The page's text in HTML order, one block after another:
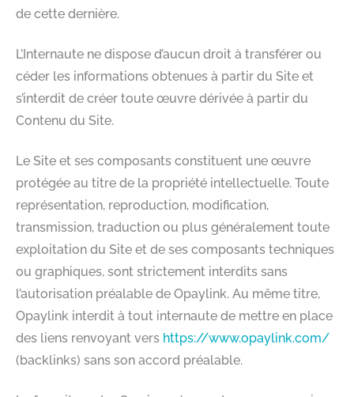
de cette dernière.
L’Internaute ne dispose d’aucun droit à transférer ou
céder les informations obtenues à partir du Site et
s’interdit de créer toute œuvre dérivée à partir du
Contenu du Site.
Le Site et ses composants constituent une œuvre
protégée au titre de la propriété intellectuelle. Toute
représentation, reproduction, modification,
transmission, traduction ou plus généralement toute
exploitation du Site et de ses composants techniques
ou graphiques, sont strictement interdits sans
l’autorisation préalable de Opaylink. Au même titre,
Opaylink interdit à tout internaute de mettre en place
des liens renvoyant vers https://www.opaylink.com/
(backlinks) sans son accord préalable.